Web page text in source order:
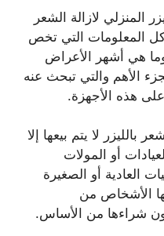
المنزلي لازالة الشعر
المعلومات التي تخص
هي أشهر الأعراض
الأهم والتي تبحث عنه
هذه الأجهزة.
بالليزر لا يتم بيعها إلا
أو المولات
العادية أو الصغيرة
الأشخاص من
شراءها من الأساس.